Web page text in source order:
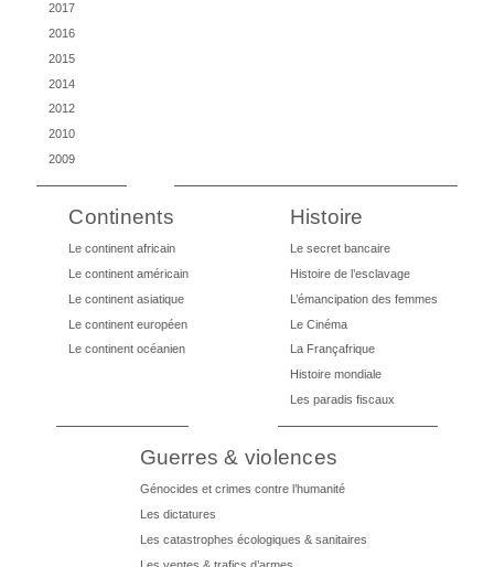
2017
2016
2015
2014
2012
2010
2009
Continents
Le continent africain
Le continent américain
Le continent asiatique
Le continent européen
Le continent océanien
Histoire
Le secret bancaire
Histoire de l’esclavage
L’émancipation des femmes
Le Cinéma
La Françafrique
Histoire mondiale
Les paradis fiscaux
Guerres & violences
Génocides et crimes contre l’humanité
Les dictatures
Les catastrophes écologiques & sanitaires
Les ventes & trafics d’armes